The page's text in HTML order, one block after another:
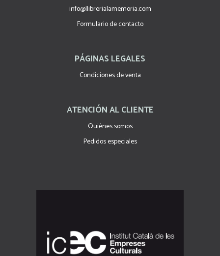
info@llibrerialamemoria.com
Formulario de contacto
PÁGINAS LEGALES
Condiciones de venta
ATENCIÓN AL CLIENTE
Quiénes somos
Pedidos especiales